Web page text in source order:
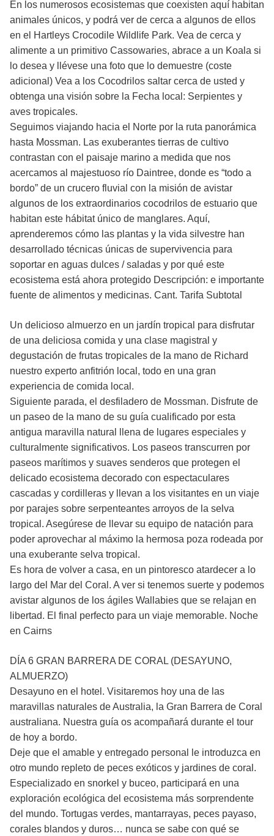
En los numerosos ecosistemas que coexisten aquí habitan
animales únicos, y podrá ver de cerca a algunos de ellos
en el Hartleys Crocodile Wildlife Park. Vea de cerca y
alimente a un primitivo Cassowaries, abrace a un Koala si
lo desea y llévese una foto que lo demuestre (coste
adicional) Vea a los Cocodrilos saltar cerca de usted y
obtenga una visión sobre la Fecha local: Serpientes y
aves tropicales.
Seguimos viajando hacia el Norte por la ruta panorámica
hasta Mossman. Las exuberantes tierras de cultivo
contrastan con el paisaje marino a medida que nos
acercamos al majestuoso río Daintree, donde es “todo a
bordo” de un crucero fluvial con la misión de avistar
algunos de los extraordinarios cocodrilos de estuario que
habitan este hábitat único de manglares. Aquí,
aprenderemos cómo las plantas y la vida silvestre han
desarrollado técnicas únicas de supervivencia para
soportar en aguas dulces / saladas y por qué este
ecosistema está ahora protegido Descripción: e importante
fuente de alimentos y medicinas. Cant. Tarifa Subtotal
Un delicioso almuerzo en un jardín tropical para disfrutar
de una deliciosa comida y una clase magistral y
degustación de frutas tropicales de la mano de Richard
nuestro experto anfitrión local, todo en una gran
experiencia de comida local.
Siguiente parada, el desfiladero de Mossman. Disfrute de
un paseo de la mano de su guía cualificado por esta
antigua maravilla natural llena de lugares especiales y
culturalmente significativos. Los paseos transcurren por
paseos marítimos y suaves senderos que protegen el
delicado ecosistema decorado con espectaculares
cascadas y cordilleras y llevan a los visitantes en un viaje
por parajes sobre serpenteantes arroyos de la selva
tropical. Asegúrese de llevar su equipo de natación para
poder aprovechar al máximo la hermosa poza rodeada por
una exuberante selva tropical.
Es hora de volver a casa, en un pintoresco atardecer a lo
largo del Mar del Coral. A ver si tenemos suerte y podemos
avistar algunos de los ágiles Wallabies que se relajan en
libertad. El final perfecto para un viaje memorable. Noche
en Cairns
DÍA 6 GRAN BARRERA DE CORAL (DESAYUNO,
ALMUERZO)
Desayuno en el hotel. Visitaremos hoy una de las
maravillas naturales de Australia, la Gran Barrera de Coral
australiana. Nuestra guía os acompañará durante el tour
de hoy a bordo.
Deje que el amable y entregado personal le introduzca en
otro mundo repleto de peces exóticos y jardines de coral.
Especializado en snorkel y buceo, participará en una
exploración ecológica del ecosistema más sorprendente
del mundo. Tortugas verdes, mantarrayas, peces payaso,
corales blandos y duros… nunca se sabe con qué se